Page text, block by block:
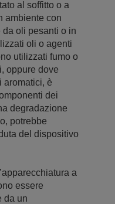
al soffitto o a
ambiente con
da oli pesanti o in
oli o agenti
utilizzati fumo o
oppure dove
aromatici, è
dei
degradazione
potrebbe
del dispositivo
a
essere
da un